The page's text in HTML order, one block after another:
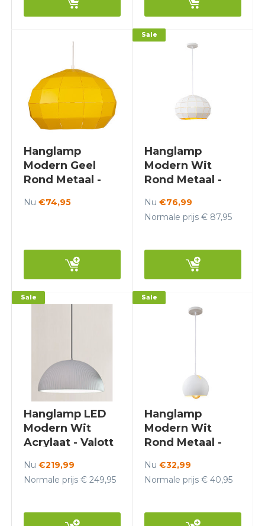
Hanglamp
Modern Geel
Rond Metaal -
Nu €74,95
Hanglamp
Modern Wit
Rond Metaal -
Sale
Nu €76,99
Normale prijs € 87,95
Hanglamp LED
Modern Wit
Acrylaat - Valott
Sale
Nu €219,99
Normale prijs € 249,95
Hanglamp
Modern Wit
Rond Metaal -
Sale
Nu €32,99
Normale prijs € 40,95